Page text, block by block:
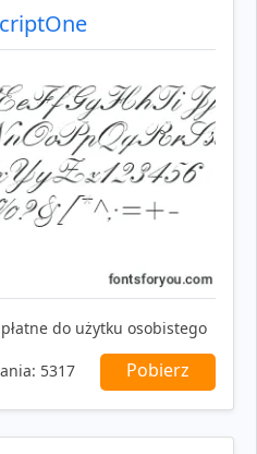
do użytku osobistego
5317 Pobierz